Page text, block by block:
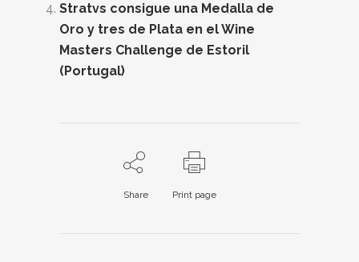
Stratvs consigue una Medalla de
Oro y tres de Plata en el Wine
Masters Challenge de Estoril
(Portugal)
Share Print page